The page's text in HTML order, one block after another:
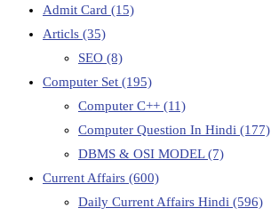
Admit Card (15)
Articls (35)
SEO (8)
Computer Set (195)
Computer C++ (11)
Computer Question In Hindi (177)
DBMS & OSI MODEL(7)
Current Affairs (600)
Daily Current Affairs Hindi (596)